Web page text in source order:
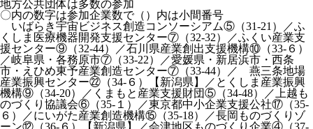
地方公共団体は多数の参加
〇内の数字は参加企業数で（）内は小間番号
いばらき宇宙ビジネス創造コンソーシアム⑤（31-21）／ふ
くしま医療機器開発支援センター⑦（32-32）／ふくい産業支
援センター⑨（32-44）／石川県産業創出支援機構⑩（33-６）
／岐阜県・各務原市⑦（33-22）／愛媛県・新居浜市・西条
市・えひめ東予産業創造センター⑦（33-44）／ 燕三条地場
産業振興センター㉒（34-６）【新潟県】／とくしま産業振興
機構⑨（34-20）／くまもと産業支援財団⑤（34-48）／上越も
のづくり協議会⑥（35-１）／東京都中小企業支援公社⑰（35-
６）／にいがた産業創造機構⑮（35-18）／長岡ものづくりゾ
ーン⑫（36-６）【新潟県】／会津地区ものづくり企業④（37-